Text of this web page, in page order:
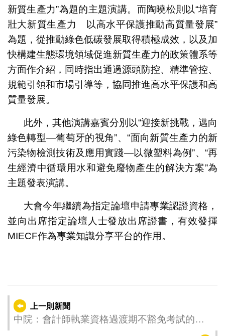
新質生產力”為題的主題演講。而陶曉松則以“培育
壯大新質生產力 以高水平保護推動高質量發展”
為題，從推動綠色低碳發展取得積極成效，以及加
快構建生態環境領域促進新質生產力的政策體系等
方面作介紹，同時指出通過源頭防控、精準管控、
規範引領和市場引導等，協同推進高水平保護和高
質量發展。
此外，其他演講嘉賓分別以“迎接新挑戰，邁向
綠色轉型—葡萄牙的視角”、“面向新質生產力的新
污染物檢測技術及應用實踐—以微塑料為例”、“再
生經濟中循環用水和避免廢物產生的解決方案”為
主題發表演講。
大會今年繼續為指定論壇申請專業認證資格，
並向出席指定論壇人士發放出席證書，有效發揮
MIECF作為專業知識分享平台的作用。
上一則新聞
中院：會計師執業資格過渡期不豁免考試的時